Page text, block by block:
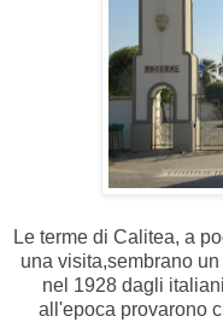
Le terme di Calitea, a
una visita,sembrano
nel 1928 dagli
all'epoca provarono